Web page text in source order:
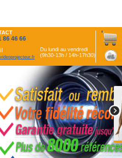
86 46 66
Du lundi au vendredi
(9h30-13h / 14h-17h30)